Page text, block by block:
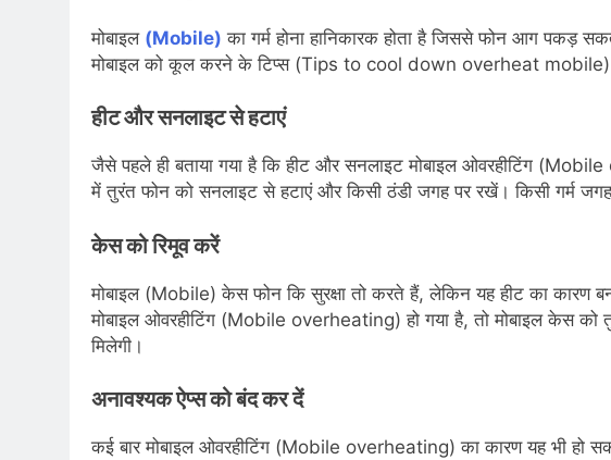
मोबाइल (Mobile) का गर्म होना हानिकारक होता है जिससे फोन आग पकड़
मोबाइल को कूल करने के टिप्स (Tips to cool down overheat mobile)
हीट और सनलाइट से हटाएं
जैसे पहले ही बताया गया है कि हीट और सनलाइट मोबाइल ओवरहीटिंग
में तुरंत फोन को सनलाइट से हटाएं और किसी ठंडी जगह पर रखें। किसी गर्म
केस को रिमूव करें
मोबाइल (Mobile) केस फोन कि सुरक्षा तो करते हैं, लेकिन यह हीट का
मोबाइल ओवरहीटिंग (Mobile overheating) हो गया है, तो मोबाइल केस
मिलेगी।
अनावश्यक ऐप्स को बंद कर दें
कई बार मोबाइल ओवरहीटिंग (Mobile overheating) का कारण यह भी हो